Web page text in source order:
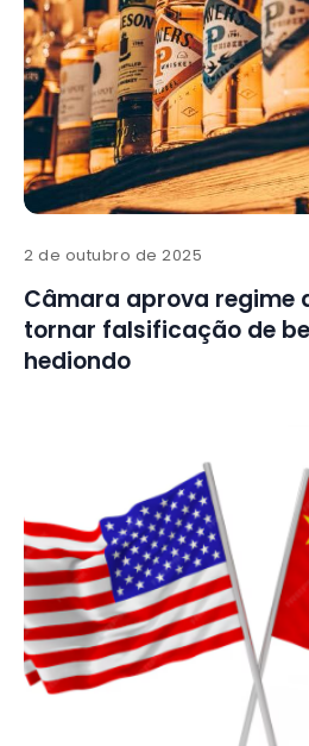
2 de outubro de 2025
Câmara aprova regime
tornar falsificação de
hediondo